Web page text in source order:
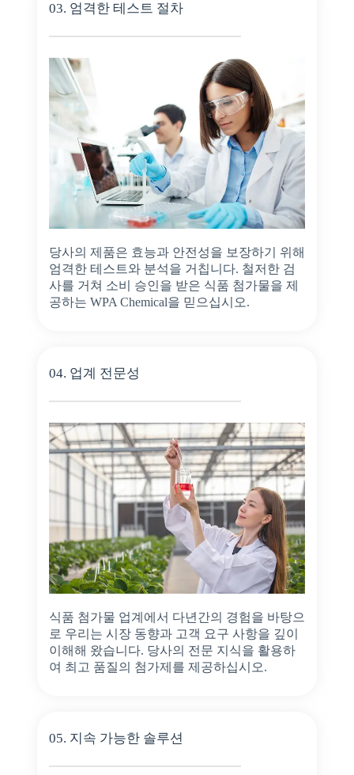
03. 엄격한 테스트 절차
당사의 제품은 효능과 안전성을 보장하기 위해
엄격한 테스트와 분석을 거칩니다. 철저한 검
사를 거쳐 소비 승인을 받은 식품 첨가물을 제
공하는 WPA Chemical을 믿으십시오.
04. 업계 전문성
식품 첨가물 업계에서 다년간의 경험을 바탕으
로 우리는 시장 동향과 고객 요구 사항을 깊이
이해해 왔습니다. 당사의 전문 지식을 활용하
여 최고 품질의 첨가제를 제공하십시오.
05. 지속 가능한 솔루션